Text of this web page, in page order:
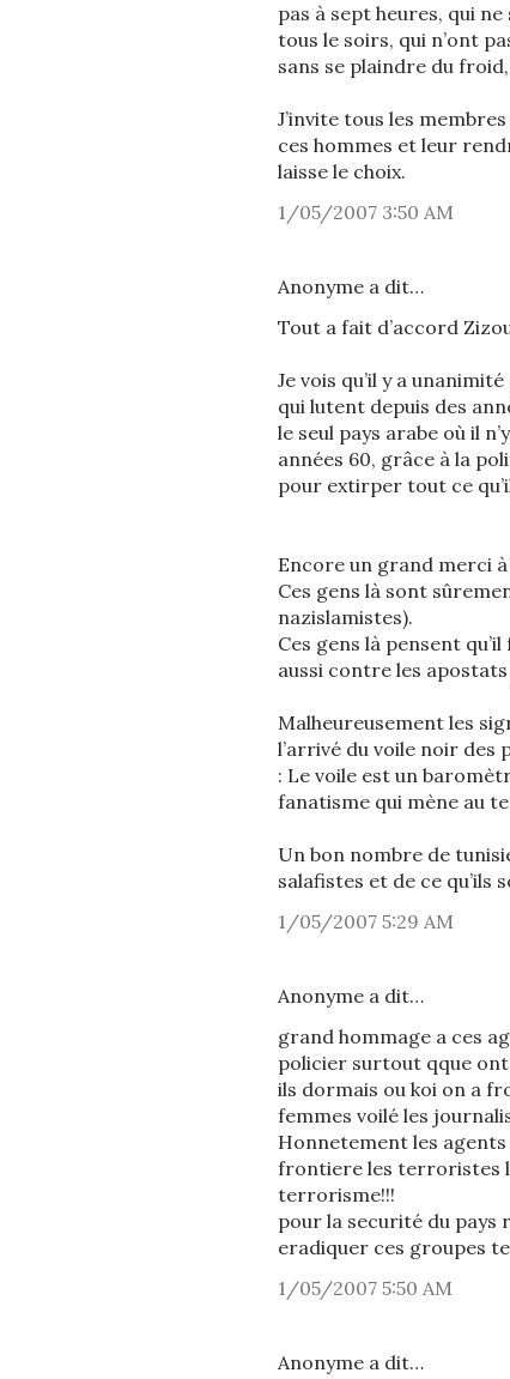
pas à sept heures, qui
tous le soirs, qui n’ont
sans se plaindre du
J’invite tous les
ces hommes et leur
laisse le choix.
1/05/2007 3:50 AM
Anonyme a dit…
Tout a fait d’accord
Je vois qu’il y a
qui lutent depuis des
le seul pays arabe où il
années 60, grâce à la
pour extirper tout ce qu’il
Encore un grand merci
Ces gens là sont
nazislamistes).
Ces gens là pensent
aussi contre les
Malheureusement les
l’arrivé du voile noir des
: Le voile est un
fanatisme qui mène au
Un bon nombre de
salafistes et de ce qu’ils
1/05/2007 5:29 AM
Anonyme a dit…
grand hommage a ces
policier surtout qque ont
ils dormais ou koi on a
femmes voilé les
Honnetement les
frontiere les terroristes
terrorisme!!!
pour la securité du pays
eradiquer ces groupes
1/05/2007 5:50 AM
Anonyme a dit…